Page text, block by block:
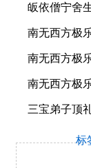
皈依僧宁舍生
南无西方极乐
南无西方极乐
南无西方极乐
三宝弟子顶
标